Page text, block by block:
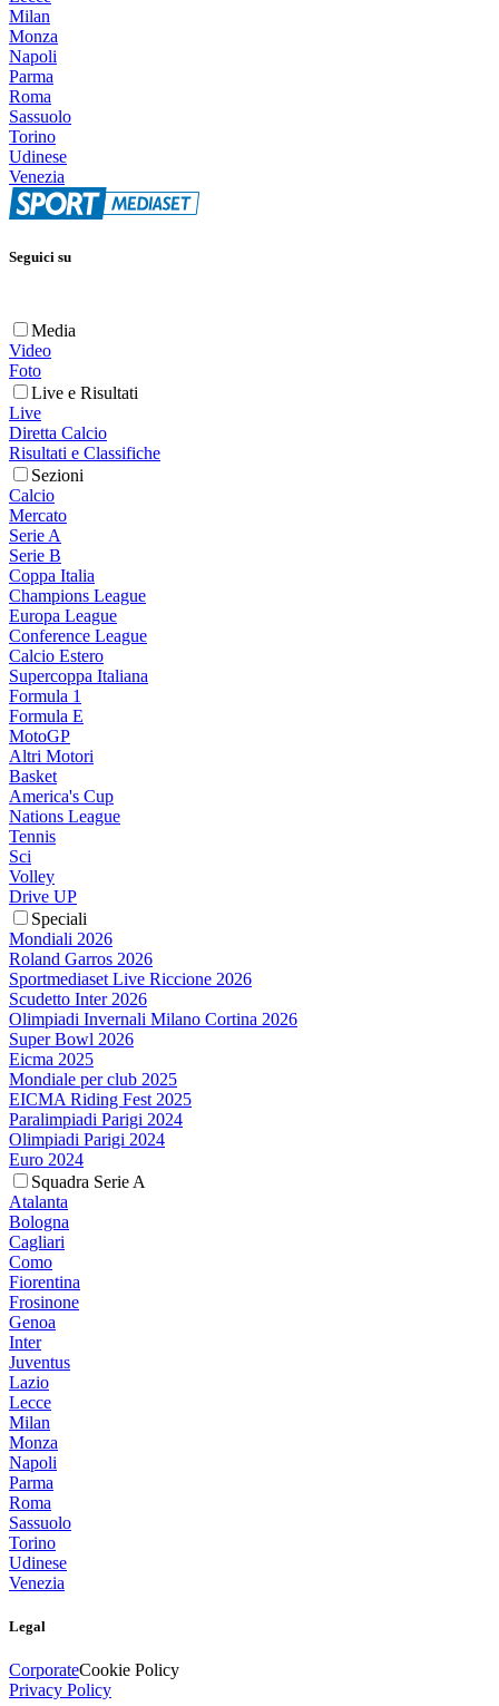
Milan
Monza
Napoli
Parma
Roma
Sassuolo
Torino
Udinese
Venezia
Seguici su
Media
Video
Foto
Live e Risultati
Live
Diretta Calcio
Risultati e Classifiche
Sezioni
Calcio
Mercato
Serie A
Serie B
Coppa Italia
Champions League
Europa League
Conference League
Calcio Estero
Supercoppa Italiana
Formula 1
Formula E
MotoGP
Altri Motori
Basket
America's Cup
Nations League
Tennis
Sci
Volley
Drive UP
Speciali
Mondiali 2026
Roland Garros 2026
Sportmediaset Live Riccione 2026
Scudetto Inter 2026
Olimpiadi Invernali Milano Cortina 2026
Super Bowl 2026
Eicma 2025
Mondiale per club 2025
EICMA Riding Fest 2025
Paralimpiadi Parigi 2024
Olimpiadi Parigi 2024
Euro 2024
Squadra Serie A
Atalanta
Bologna
Cagliari
Como
Fiorentina
Frosinone
Genoa
Inter
Juventus
Lazio
Lecce
Milan
Monza
Napoli
Parma
Roma
Sassuolo
Torino
Udinese
Venezia
Legal
CorporateCookie Policy
Privacy Policy